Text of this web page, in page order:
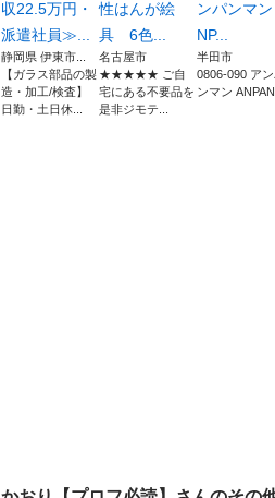
収22.5万円・
派遣社員≫...
静岡県 伊東市...
【ガラス部品の製
造・加工/検査】
日勤・土日休...
性はんが絵
具 6色...
名古屋市
★★★★★ ご自
宅にある不要品を
是非ジモテ...
ンパンマ
NP...
半田市
0806-090 ア
ンマン